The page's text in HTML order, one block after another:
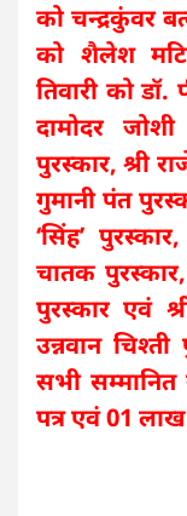
को चन्द्रकुंवर
को शैलेश
तिवारी को डॉ.
दामोदर
पुरस्कार, श्री
गुमानी पंत
‘सिंह’
चातक
पुरस्कार एवं
उन्नवान
सभी सम्मानित
पत्र एवं 01 लाख